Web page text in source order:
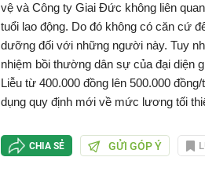
vệ và Công ty Giai Đức không liên
tuổi lao động. Do đó không có căn cứ
dưỡng đối với những người này. Tuy
nhiệm bồi thường dân sự của đại diện
Liễu từ 400.000 đồng lên 500.000
dụng quy định mới về mức lương tối
CHIA SẺ GỬI GÓP Ý